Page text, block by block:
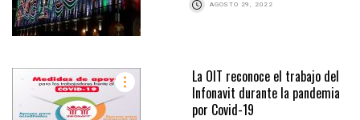
AGOSTO 29, 2022
La OIT reconoce el trabajo del
Infonavit durante la pandemia
por Covid-19